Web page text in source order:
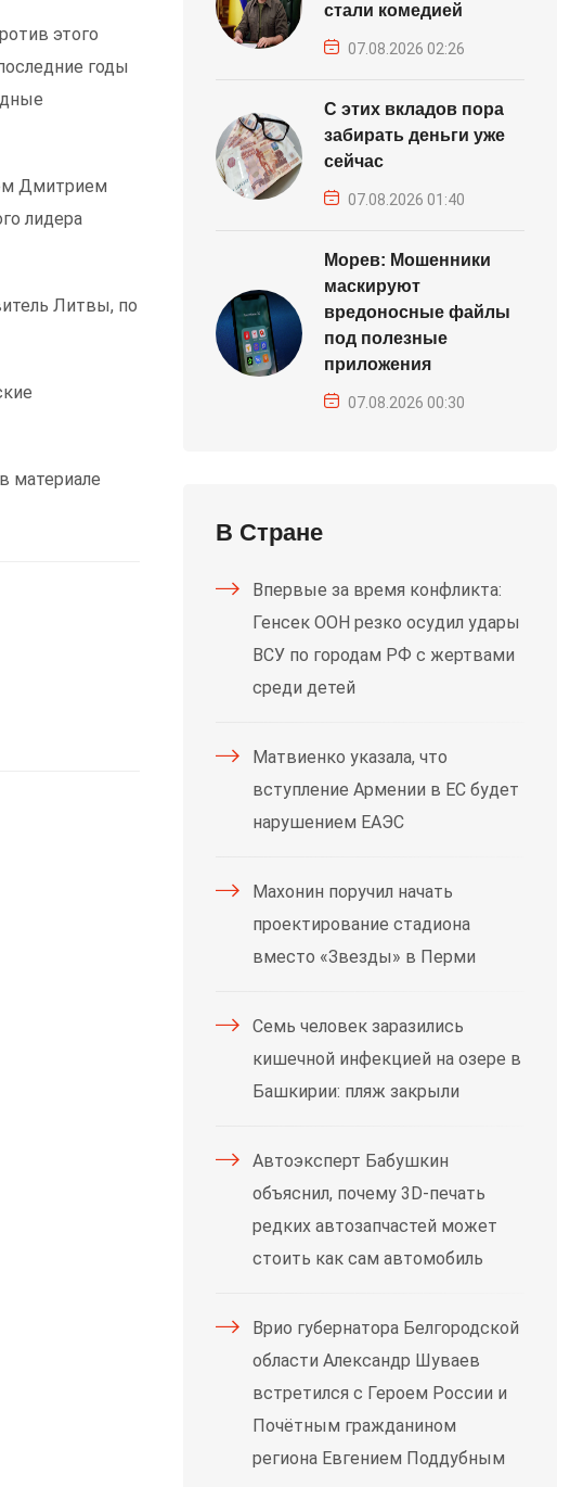
этого
годы
Дмитрием
лидера
Литвы, по
материале
стали комедией
07.08.2026 02:26
С этих вкладов пора
забирать деньги уже
сейчас
07.08.2026 01:40
Морев: Мошенники
маскируют
вредоносные файлы
под полезные
приложения
07.08.2026 00:30
В Стране
Впервые за время конфликта:
Генсек ООН резко осудил удары
ВСУ по городам РФ с жертвами
среди детей
Матвиенко указала, что
вступление Армении в ЕС будет
нарушением ЕАЭС
Махонин поручил начать
проектирование стадиона
вместо «Звезды» в Перми
Семь человек заразились
кишечной инфекцией на озере в
Башкирии: пляж закрыли
Автоэксперт Бабушкин
объяснил, почему 3D-печать
редких автозапчастей может
стоить как сам автомобиль
Врио губернатора Белгородской
области Александр Шуваев
встретился с Героем России и
Почётным гражданином
региона Евгением Поддубным